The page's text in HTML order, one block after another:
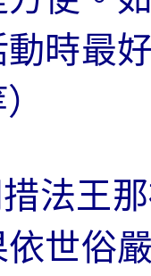
時最
法王
世俗